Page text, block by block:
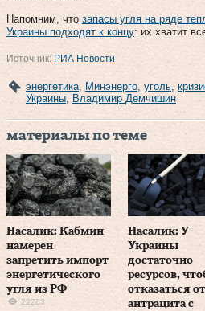
Напомним, что запасы угля на ряде
Украины подходят к концу: их хватит
Источник: РИА Новости
энергетика Минэнерго уголь
Украины
Владимир Демчишин
материалы по теме
Насалик: Кабмин
намерен
запретить импорт
энергетического
угля из РФ
22263
Насалик: У
Украины
достаточно
ресурсов,
отказаться от
антрацита с